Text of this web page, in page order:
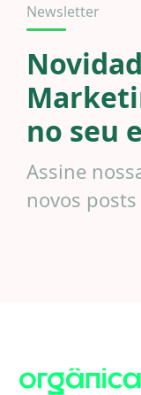
Newsletter
no seu
Assine
novos